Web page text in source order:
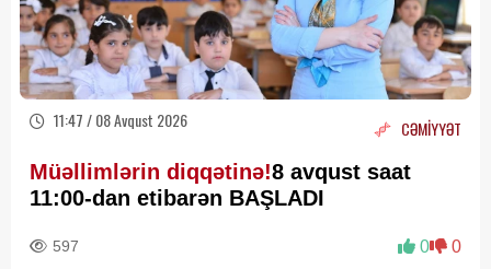
11:47 / 08 Avqust 2026 CƏMİYYƏT
Müəllimlərin diqqətinə!8 avqust saat
11:00-dan etibarən BAŞLADI
597 0 0